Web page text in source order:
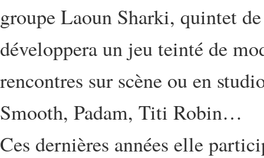
groupe Laoun Sharki, quintet
développera un jeu teinté de
rencontres sur scène ou en
Smooth, Padam, Titi Robin…
Ces dernières années elle